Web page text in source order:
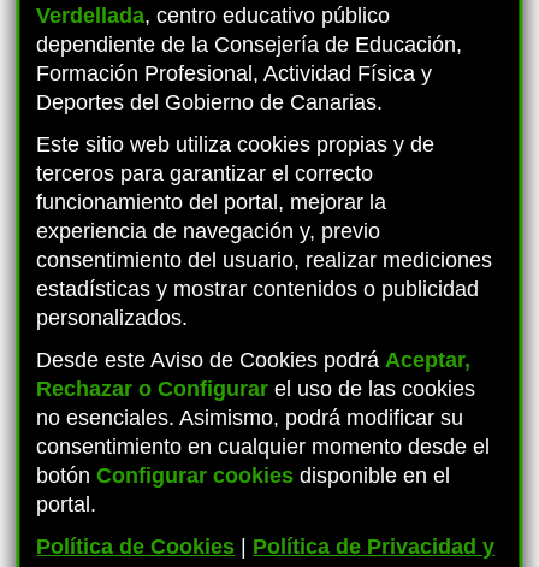
PROYECTO MATEMÁTICAS OAOA
Verdellada, centro educativo público
dependiente de la Consejería de Educación,
Formación Profesional, Actividad Física y
Deportes del Gobierno de Canarias.
Este sitio web utiliza cookies propias y de
terceros para garantizar el correcto
funcionamiento del portal, mejorar la
experiencia de navegación y, previo
consentimiento del usuario, realizar mediciones
estadísticas y mostrar contenidos o publicidad
personalizados.
Desde este Aviso de Cookies podráAceptar,
Rechazar o Configurar el uso de las cookies
no esenciales. Asimismo, podrá modificar su
consentimiento en cualquier momento desde el
botónConfigurar cookies disponible en el
portal.
Política de Cookies
Política de Privacidad y